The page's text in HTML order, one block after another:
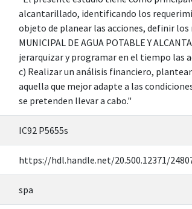
alcantarillado, identificando los
objeto de planear las acciones, definir
MUNICIPAL DE AGUA POTABLE Y
jerarquizar y programar en el tiempo las
c) Realizar un análisis financiero,
aquella que mejor adapte a las
se pretenden llevar a cabo."
IC92 P5655s
https://hdl.handle.net/20.500.12371/
spa